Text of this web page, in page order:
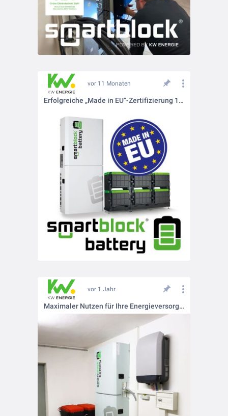
vor 11 Monaten
Erfolgreiche „Made in EU“-Zertifizierung 10 % EU-Förderbonus in Österreich sichern
vor 1 Jahr
Maximaler Nutzen für Ihre Energieversorgung 🌞🔋